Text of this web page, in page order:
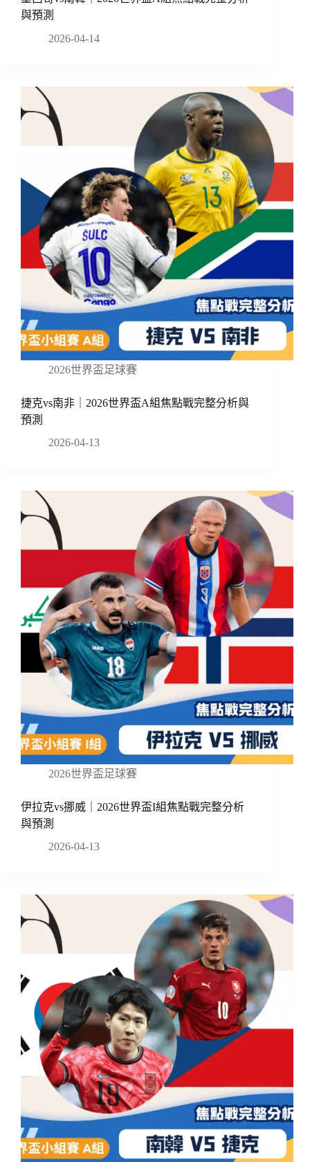
與預測
2026-04-14
2026世界盃足球賽
捷克vs南非｜2026世界盃A組焦點戰完整分析與
預測
2026-04-13
2026世界盃足球賽
伊拉克vs挪威｜2026世界盃I組焦點戰完整分析
與預測
2026-04-13